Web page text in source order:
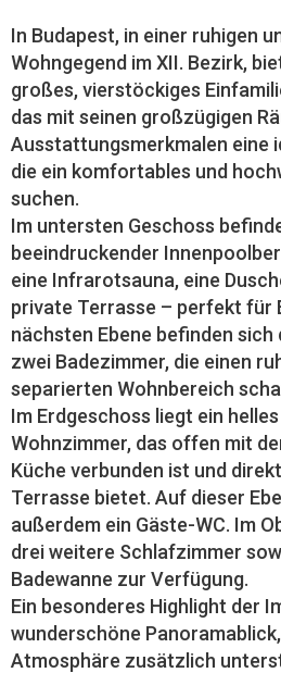
In Budapest, in einer ruhigen
Wohngegend im XII. Bezirk,
großes, vierstöckiges
das mit seinen großzügigen
Ausstattungsmerkmalen eine
die ein komfortables und
suchen.
Im untersten Geschoss
beeindruckender
eine Infrarotsauna, eine
private Terrasse – perfekt für
nächsten Ebene befinden
zwei Badezimmer, die einen
separierten Wohnbereich
Im Erdgeschoss liegt ein
Wohnzimmer, das offen mit
Küche verbunden ist und
Terrasse bietet. Auf dieser
außerdem ein Gäste-WC. Im
drei weitere Schlafzimmer
Badewanne zur Verfügung.
Ein besonderes Highlight der
wunderschöne
Atmosphäre zusätzlich